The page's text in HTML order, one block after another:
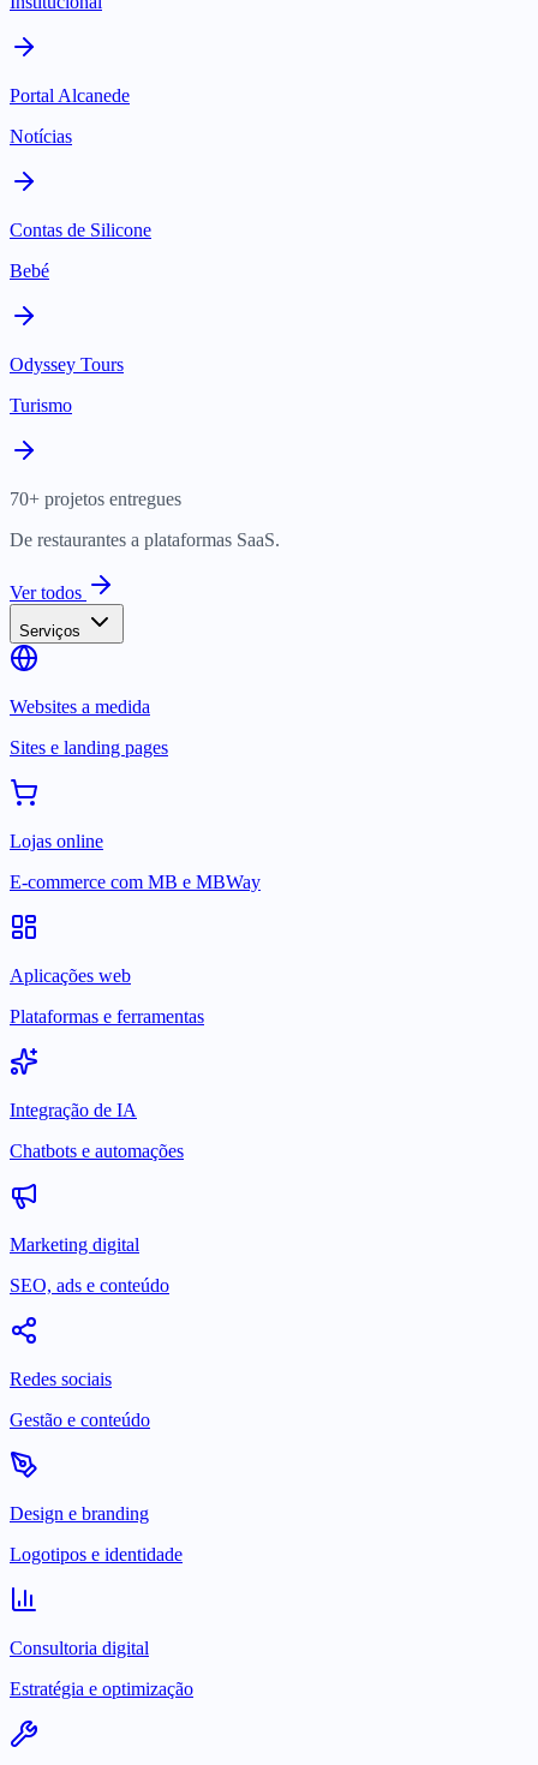
Portal Alcanede
Notícias
Contas de Silicone
Bebé
Odyssey Tours
Turismo
70+ projetos entregues
De restaurantes a plataformas SaaS.
Ver todos
Serviços
Websites a medida
Sites e landing pages
Lojas online
E-commerce com MB e MBWay
Aplicações web
Plataformas e ferramentas
Integração de IA
Chatbots e automações
Marketing digital
SEO, ads e conteúdo
Redes sociais
Gestão e conteúdo
Design e branding
Logotipos e identidade
Consultoria digital
Estratégia e optimização